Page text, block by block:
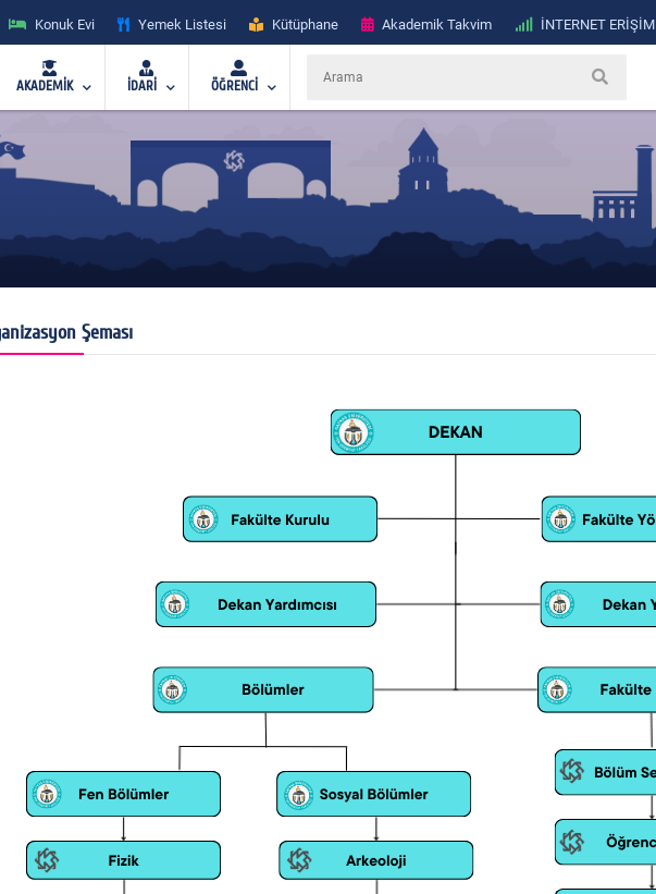
Konuk Evi Yemek Listesi Kütüphane Akademik Takvim İNTERNET ERİŞİM
AKADEMİK İDARİ ÖĞRENCİ
Şeması